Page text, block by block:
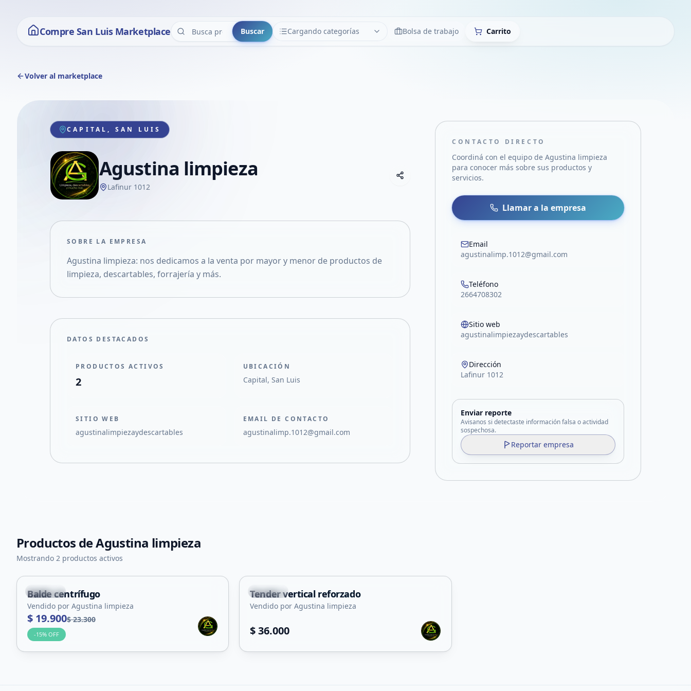
Compre San Luis Marketplace Buscar Cargando categorías
CATEGORÍAS LimpiarBolsa de trabajo Carrito
Volver al marketplace
CAPITAL, SAN LUIS
Agustina limpieza
Lafinur 1012
Compartir empresa
Compartir por WhatsApp
Compartir por mail
Compartir en Facebook
SOBRE LA EMPRESA
Agustina limpieza: nos dedicamos a la venta por mayor y menor de productos de
limpieza, descartables, forrajería y más.
DATOS DESTACADOS
PRODUCTOS ACTIVOS
2
UBICACIÓN
Capital, San Luis
SITIO WEB
agustinalimpiezaydescartables
EMAIL DE CONTACTO
agustinalimp.1012@gmail.com
CONTACTO DIRECTO
Coordiná con el equipo deAgustina limpieza
para conocer más sobre sus productos y
servicios.
Llamar a la empresa
Email
agustinalimp.1012@gmail.com
Teléfono
2664708302
Sitio web
agustinalimpiezaydescartables
Dirección
Lafinur 1012
Enviar reporte
Avisanos si detectaste información falsa o actividad
sospechosa.
Reportar empresa
Productos deAgustina limpieza
Mostrando 2 productos activos
Capital
Balde centrífugo
Vendido por Agustina limpieza
$ 19.900$ 23.300
-15% OFF
Capital
Tender vertical reforzado
Vendido por Agustina limpieza
$ 36.000